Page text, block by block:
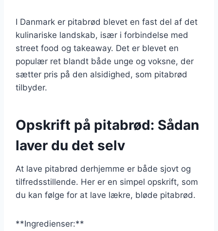
I Danmark er pitabrød blevet en fast del af det
kulinariske landskab, især i forbindelse med
street food og takeaway. Det er blevet en
populær ret blandt både unge og voksne, der
sætter pris på den alsidighed, som pitabrød
tilbyder.
Opskrift på pitabrød: Sådan
laver du det selv
At lave pitabrød derhjemme er både sjovt og
tilfredsstillende. Her er en simpel opskrift, som
du kan følge for at lave lækre, bløde pitabrød.
**Ingredienser:**